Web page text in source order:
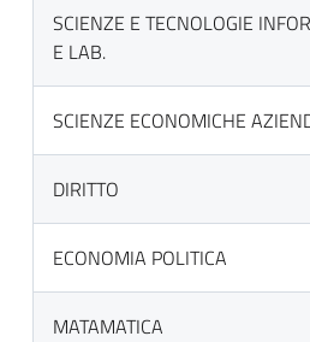
SCIENZE E TECNOLOGIE
E LAB.
SCIENZE ECONOMICHE
DIRITTO
ECONOMIA POLITICA
MATAMATICA